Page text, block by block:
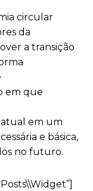
circular
da
a transição
em que
atual em um
e básica,
no futuro.